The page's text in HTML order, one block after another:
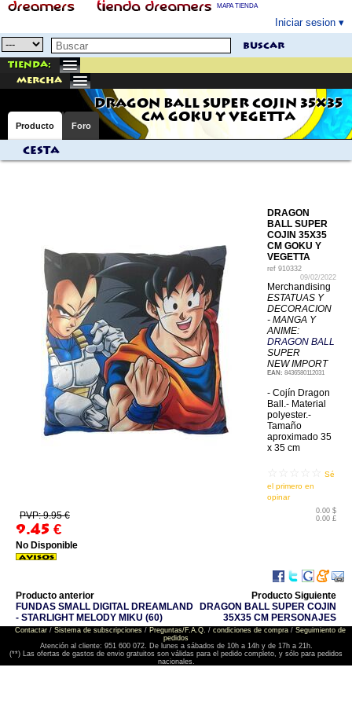
MAPA TIENDA
Iniciar sesion
buscar
Tienda:
mercha
DRAGON BALL SUPER COJIN 35X35
CM GOKU Y VEGETTA
Producto Foro
Cesta
DRAGON
BALL SUPER
COJIN 35X35
CM GOKU Y
VEGETTA
ref 910332
09/02/2022
Merchandising
ESTATUAS Y
DECORACION
- MANGA Y
ANIME:
DRAGON BALL
SUPER
NEW IMPORT
EAN: 8436580112031
- Cojín Dragon
Ball.- Material
polyester.-
Tamaño
aproximado 35
x 35 cm
Sé
el primero en
opinar
PVP: 9.95 €
9.45 €
0.00 $
0.00 £
No Disponible
Producto anterior
FUNDAS SMALL DIGITAL DREAMLAND
- STARLIGHT MELODY MIKU (60)
Producto Siguiente
DRAGON BALL SUPER COJIN
35X35 CM PERSONAJES
Contactar/ Sistema de subscripciones/ Preguntas/F.A.Q. / condiciones de compra/ Seguimiento de
pedidos
Atención al cliente: 951 600 072. De lunes a sábados de 10h a 14h y de 17h a 21h.
(**) Las ofertas de gastos de envio gratuitos son válidas para el pedido completo, y sólo para pedidos
nacionales.